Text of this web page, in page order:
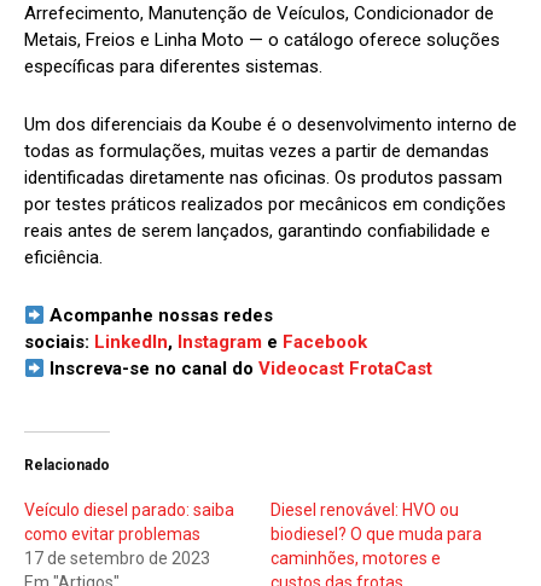
Arrefecimento, Manutenção de Veículos, Condicionador de
Metais, Freios e Linha Moto — o catálogo oferece soluções
específicas para diferentes sistemas.
Um dos diferenciais da Koube é o desenvolvimento interno de
todas as formulações, muitas vezes a partir de demandas
identificadas diretamente nas oficinas. Os produtos passam
por testes práticos realizados por mecânicos em condições
reais antes de serem lançados, garantindo confiabilidade e
eficiência.
Acompanhe nossas redes
sociais: LinkedIn, Instagram e Facebook
Inscreva-se no canal doVideocast FrotaCast
Relacionado
Veículo diesel parado: saiba
como evitar problemas
17 de setembro de 2023
Diesel renovável: HVO ou
biodiesel? O que muda para
caminhões, motores e